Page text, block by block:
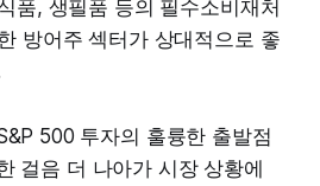
품, 생필품 등의 필수소비재처
방어주 섹터가 상대적으로 좋
500 투자의 훌륭한 출발점
걸음 더 나아가 시장 상황에